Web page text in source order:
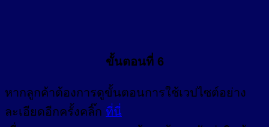
ขั้นตอนที่ 6
หากลูกค้าต้องการดูขั้นตอนการใช้เวปไซต์อย่าง
ละเอียดอีกครั้งคลิ๊ก ที่นี่